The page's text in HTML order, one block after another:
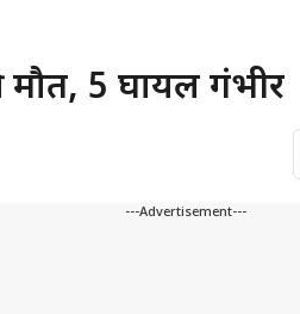
मौत, 5 घायल गंभीर
---Advertisement---